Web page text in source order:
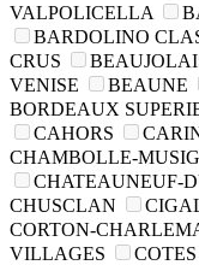
VALPOLICELLA
BARDOLINO
CRUS
VENISE
BEAUNE
BORDEAUX
CAHORS
CHAMBOLLE-
CHATEAUNEUF-
CHUSCLAN
CORTON-
VILLAGES